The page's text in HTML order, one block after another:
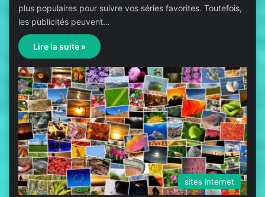
plus populaires pour suivre vos séries favorites. Toutefois,
les publicités peuvent…
Lire la suite »
sites internet